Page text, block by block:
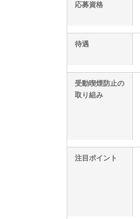
応募資格
待遇
受動喫煙防止の
取り組み
注目ポイント